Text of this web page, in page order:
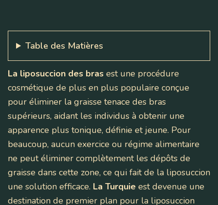
Table des Matières
La liposuccion des bras est une procédure
cosmétique de plus en plus populaire conçue
pour éliminer la graisse tenace des bras
supérieurs, aidant les individus à obtenir une
apparence plus tonique, définie et jeune. Pour
beaucoup, aucun exercice ou régime alimentaire
ne peut éliminer complètement les dépôts de
graisse dans cette zone, ce qui fait de la liposuccion
une solution efficace. La Turquie est devenue une
destination de premier plan pour la liposuccion